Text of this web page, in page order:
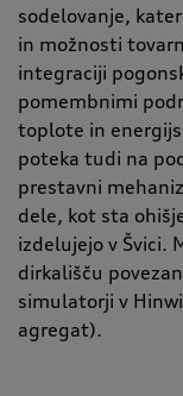
sodelovanje,
in možnosti
integraciji
pomembnimi
toplote in
poteka tudi na
prestavni
dele, kot sta
izdelujejo v Švici.
dirkališču
simulatorji v
agregat).